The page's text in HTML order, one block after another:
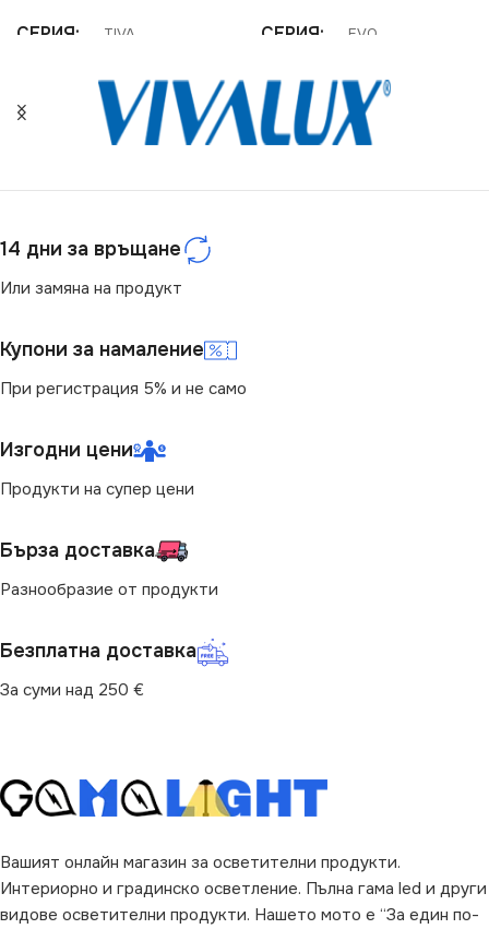
СЕРИЯ TIVA
НАПРЕЖЕНИЕ (V)
НАЧИН НА МОНТАЖ
Повърхностен
СЕРИЯ EVO
НАПРЕЖЕНИЕ (V)
НАЧИН НА МОНТАЖ
ВИД LED
14 дни за връщане
Или замяна на продукт
Купони за намаление
При регистрация 5% и не само
Изгодни цени
Продукти на супер цени
Бърза доставка
Разнообразие от продукти
Безплатна доставка
За суми над 250 €
Вашият онлайн магазин за осветителни продукти.
Интериорно и градинско осветление. Пълна гама led и други
видове осветителни продукти. Нашето мото е “За един по-